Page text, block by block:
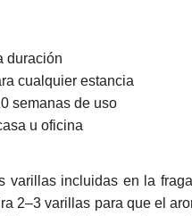
duración
cualquier estancia
semanas de uso
u oficina
varillas incluidas en la
2–3 varillas para que el